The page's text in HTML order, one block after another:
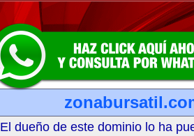
El dueño de este dominio lo ha